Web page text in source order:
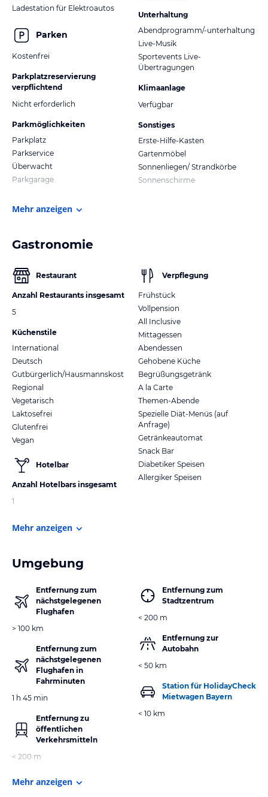
Ladestation für Elektroautos
Parken
Kostenfrei
Parkplatzreservierung
verpflichtend
Nicht erforderlich
Parkmöglichkeiten
Parkplatz
Parkservice
Überwacht
Parkgarage
Unterhaltung
Abendprogramm/-unterhaltung
Live-Musik
Sportevents Live-
Übertragungen
Klimaanlage
Verfügbar
Sonstiges
Erste-Hilfe-Kasten
Gartenmöbel
Sonnenliegen/ Strandkörbe
Sonnenschirme
Mehr anzeigen
Gastronomie
Restaurant
Anzahl Restaurants insgesamt
5
Küchenstile
International
Deutsch
Gutbürgerlich/Hausmannskost
Regional
Vegetarisch
Laktosefrei
Glutenfrei
Vegan
Hotelbar
Anzahl Hotelbars insgesamt
1
Verpflegung
Frühstück
Vollpension
All Inclusive
Mittagessen
Abendessen
Gehobene Küche
Begrüßungsgetränk
A la Carte
Themen-Abende
Spezielle Diät-Menüs (auf
Anfrage)
Getränkeautomat
Snack Bar
Diabetiker Speisen
Allergiker Speisen
Mehr anzeigen
Umgebung
Entfernung zum
nächstgelegenen
Flughafen
> 100 km
Entfernung zum
nächstgelegenen
Flughafen in
Fahrminuten
1 h 45 min
Entfernung zu
öffentlichen
Verkehrsmitteln
< 200 m
Entfernung zum
Stadtzentrum
< 200 m
Entfernung zur
Autobahn
< 50 km
Station für HolidayCheck
Mietwagen Bayern
< 10 km
Mehr anzeigen